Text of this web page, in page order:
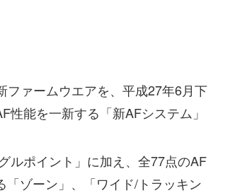
ファームウエアを、平成27年6月下
能を一新する「新AFシステム」
ルポイント」に加え、全77点のAF
ゾーン」、「ワイド/トラッキン